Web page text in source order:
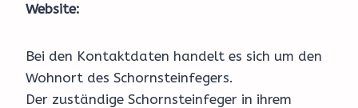
Website:
Bei den Kontaktdaten handelt es sich um den
Wohnort des Schornsteinfegers.
Der zuständige Schornsteinfeger in ihrem